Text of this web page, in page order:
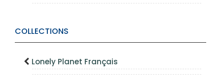
COLLECTIONS
Lonely Planet Français